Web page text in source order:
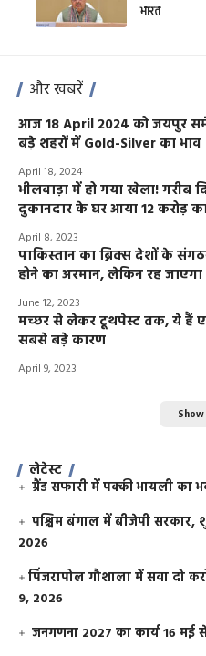
भारत
और खबरें
आज 18 April 2024 को जयपुर
बड़े शहरों में Gold-Silver का भाव
April 18, 2024
भीलवाड़ा में हो गया खेला! गरीब
दुकानदार के घर आया 12 करोड़
April 8, 2023
पाकिस्तान का ब्रिक्स देशों के
होने का अरमान, लेकिन रह
June 12, 2023
मच्छर से लेकर टूथपेस्ट तक, ये हैं
सबसे बड़े कारण
April 9, 2023
लेटेस्ट
ग्रैंड सफारी में पक्की भायली का
पश्चिम बंगाल में बीजेपी सरकार,
2026
​पिंजरापोल गौशाला में सवा दो
9, 2026
जनगणना 2027 का कार्य 16 मई